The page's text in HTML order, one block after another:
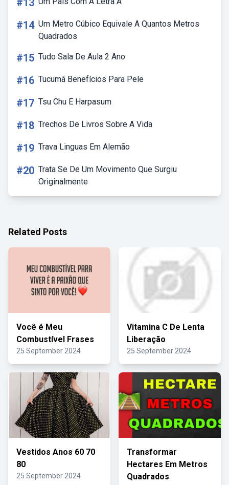
#13
#14 Um Metro Cúbico Equivale A Quantos Metros
Quadrados
#15 Tudo Sala De Aula 2 Ano
#16 Tucumã Benefícios Para Pele
#17 Tsu Chu E Harpasum
#18 Trechos De Livros Sobre A Vida
#19 Trava Linguas Em Alemão
#20 Trata Se De Um Movimento Que Surgiu
Originalmente
Related Posts
Você é Meu
Combustível Frases
25 September 2024
Vitamina C De Lenta
Liberação
25 September 2024
Vestidos Anos 60 70
80
25 September 2024
Transformar
Hectares Em Metros
Quadrados